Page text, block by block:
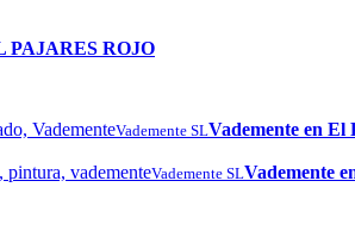
PAJARES ROJO
Vademente SLVademente en
Vademente SLVademente